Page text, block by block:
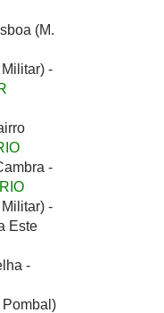
(M.
-
-
-
Este
-
Pombal)